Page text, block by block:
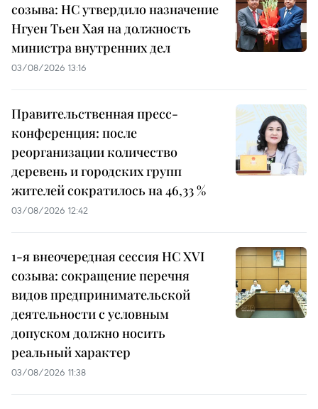
созыва: НС утвердило назначение
Нгуен Тьен Хая на должность
министра внутренних дел
03/08/2026 13:16
Правительственная пресс-
конференция: после
реорганизации количество
деревень и городских групп
жителей сократилось на 46,33 %
03/08/2026 12:42
1-я внеочередная сессия НС XVI
созыва: сокращение перечня
видов предпринимательской
деятельности с условным
допуском должно носить
реальный характер
03/08/2026 11:38